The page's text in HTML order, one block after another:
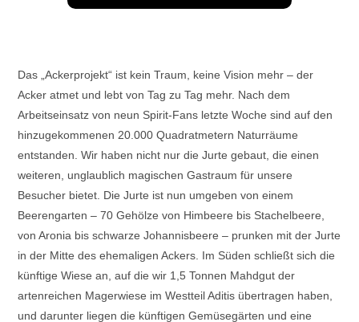
Das „Ackerprojekt“ ist kein Traum, keine Vision mehr – der
Acker atmet und lebt von Tag zu Tag mehr. Nach dem
Arbeitseinsatz von neun Spirit-Fans letzte Woche sind auf den
hinzugekommenen 20.000 Quadratmetern Naturräume
entstanden. Wir haben nicht nur die Jurte gebaut, die einen
weiteren, unglaublich magischen Gastraum für unsere
Besucher bietet. Die Jurte ist nun umgeben von einem
Beerengarten – 70 Gehölze von Himbeere bis Stachelbeere,
von Aronia bis schwarze Johannisbeere – prunken mit der Jurte
in der Mitte des ehemaligen Ackers. Im Süden schließt sich die
künftige Wiese an, auf die wir 1,5 Tonnen Mahdgut der
artenreichen Magerwiese im Westteil Aditis übertragen haben,
und darunter liegen die künftigen Gemüsegärten und eine